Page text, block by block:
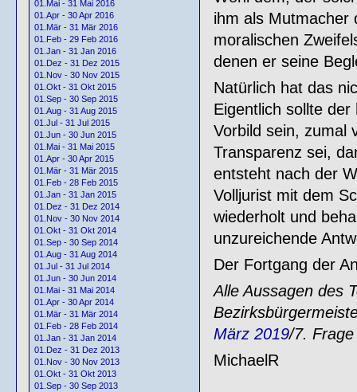
01.Mai - 31 Mai 2016
01.Apr - 30 Apr 2016
01.Mär - 31 Mär 2016
01.Feb - 29 Feb 2016
01.Jan - 31 Jan 2016
01.Dez - 31 Dez 2015
01.Nov - 30 Nov 2015
01.Okt - 31 Okt 2015
01.Sep - 30 Sep 2015
01.Aug - 31 Aug 2015
01.Jul - 31 Jul 2015
01.Jun - 30 Jun 2015
01.Mai - 31 Mai 2015
01.Apr - 30 Apr 2015
01.Mär - 31 Mär 2015
01.Feb - 28 Feb 2015
01.Jan - 31 Jan 2015
01.Dez - 31 Dez 2014
01.Nov - 30 Nov 2014
01.Okt - 31 Okt 2014
01.Sep - 30 Sep 2014
01.Aug - 31 Aug 2014
01.Jul - 31 Jul 2014
01.Jun - 30 Jun 2014
01.Mai - 31 Mai 2014
01.Apr - 30 Apr 2014
01.Mär - 31 Mär 2014
01.Feb - 28 Feb 2014
01.Jan - 31 Jan 2014
01.Dez - 31 Dez 2013
01.Nov - 30 Nov 2013
01.Okt - 31 Okt 2013
01.Sep - 30 Sep 2013
ihm als Mutmacher
moralischen
denen er seine
Natürlich hat das
Eigentlich sollte
Vorbild sein, zumal
Transparenz sei,
entsteht nach der
Volljurist mit dem
wiederholt und
unzureichende
Der Fortgang der
Alle Aussagen des
März 2019/7.
MichaelR